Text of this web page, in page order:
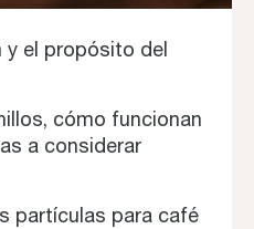
y el propósito del
cómo funcionan
a considerar
partículas para café